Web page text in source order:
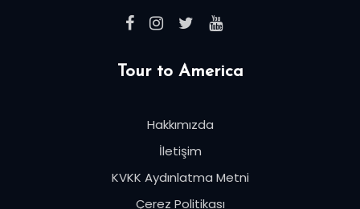
Tour to America
Hakkımızda
İletişim
KVKK Aydınlatma Metni
Çerez Politikası